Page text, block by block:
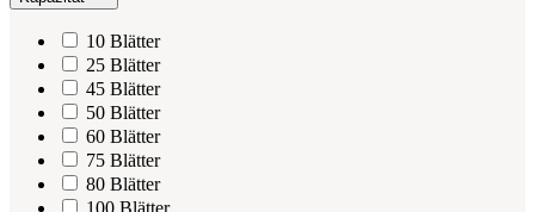
10 Blätter
25 Blätter
45 Blätter
50 Blätter
60 Blätter
75 Blätter
80 Blätter
100 Blätter